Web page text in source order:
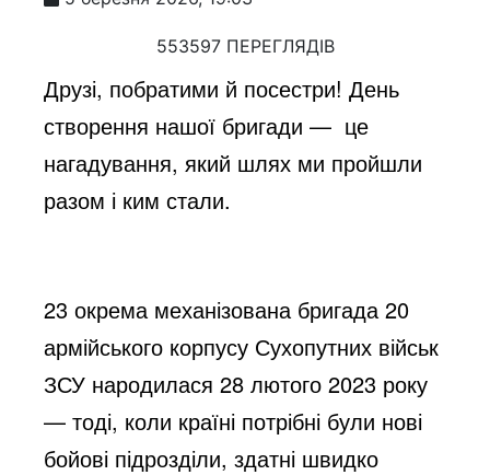
y
V
e
o
553597 ПЕРЕГЛЯДІВ
Друзі, побратими й посестри! День
створення нашої бригади — це
нагадування, який шлях ми пройшли
разом і ким стали.
23 окрема механізована бригада 20
армійського корпусу Сухопутних військ
ЗСУ народилася 28 лютого 2023 року
— тоді, коли країні потрібні були нові
бойові підрозділи, здатні швидко